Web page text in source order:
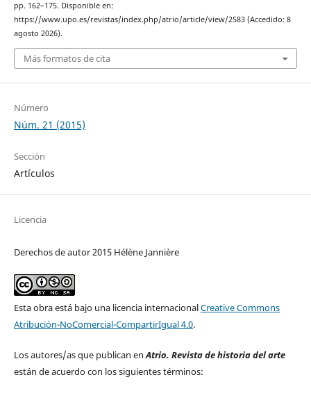
pp. 162–175. Disponible en:
https://www.upo.es/revistas/index.php/atrio/article/view/2583 (Accedido: 8
agosto 2026).
Más formatos de cita
Número
Núm. 21 (2015)
Sección
Artículos
Licencia
Derechos de autor 2015 Hélène Jannière
Esta obra está bajo una licencia internacionalCreative Commons
Atribución-NoComercial-CompartirIgual 4.0.
Los autores/as que publican enAtrio. Revista de historia del arte
están de acuerdo con los siguientes términos: